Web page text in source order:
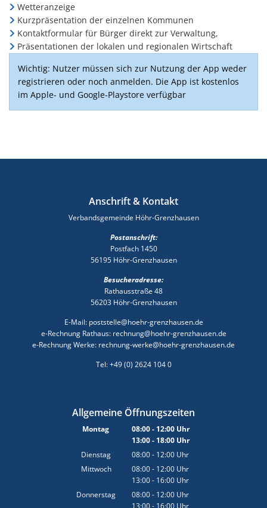
Wetteranzeige
Kurzpräsentation der einzelnen Kommunen
Kontaktformular für Bürger direkt zur Verwaltung,
Präsentationen der lokalen und regionalen Wirtschaft
Wichtig: Nutzer müssen sich zur Nutzung der App weder
registrieren oder noch anmelden. Die App ist kostenlos
im Apple- und Google-Playstore verfügbar
Anschrift & Kontakt
Verbandsgemeinde Höhr-Grenzhausen
Postanschrift:
Postfach 1450
56195 Höhr-Grenzhausen
Besucheradresse:
Rathausstraße 48
56203 Höhr-Grenzhausen
E-Mail: poststelle@hoehr-grenzhausen.de
e-Rechnung Rathaus: rechnung@hoehr-grenzhausen.de
e-Rechnung Werke: rechnung-werke@hoehr-grenzhausen.de
Tel: +49 (0) 2624 104 0
Allgemeine Öffnungszeiten
Montag 08:00- 12:00Uhr
Von 08:00 bis 12:00 Uhr
13:00- 18:00Uhr
Von 13:00 bis 18:00 Uhr
Dienstag 08:00- 12:00 Uhr
Von 08:00 bis 12:00 Uhr
Mittwoch 08:00- 12:00 Uhr
Von 08:00 bis 12:00 Uhr
13:00- 16:00 Uhr
Von 13:00 bis 16:00 Uhr
Donnerstag 08:00- 12:00 Uhr
Von 08:00 bis 12:00 Uhr
13:00- 16:00 Uhr